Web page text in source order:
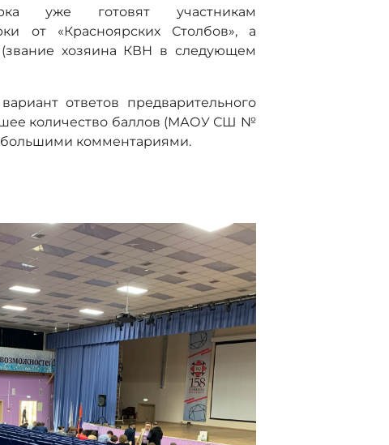
уже готовят участникам
от «Красноярских Столбов», а
хозяина КВН в следующем
ответов предварительного
количество баллов (МАОУ СШ №
комментариями.